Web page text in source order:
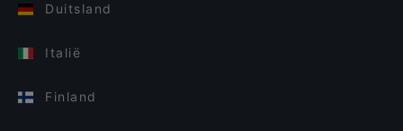
Duitsland
Italië
Finland